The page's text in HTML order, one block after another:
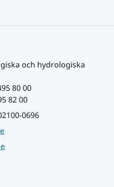
och hydrologiska
80 00
82 00
0696